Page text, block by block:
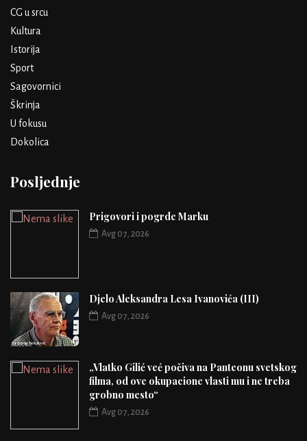
CG u srcu
Kultura
Istorija
Sport
Sagovornici
Škrinja
U fokusu
Dokolica
Posljednje
Prigovori i pogrde Marku
Avg 07, 2026
Djelo Aleksandra Lesa Ivanovića (III)
Avg 07, 2026
„Vlatko Gilić već počiva na Panteonu svetskog
filma, od ove okupacione vlasti mu i ne treba
grobno mesto“
Avg 07, 2026